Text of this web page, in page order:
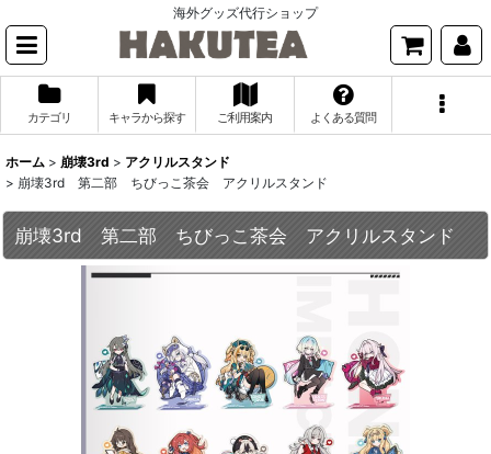
海外グッズ代行ショップ
カテゴリ キャラから探す ご利用案内 よくある質問
ホーム > 崩壊3rd > アクリルスタンド
> 崩壊3rd 第二部 ちびっこ茶会 アクリルスタンド
崩壊3rd 第二部 ちびっこ茶会 アクリルスタンド